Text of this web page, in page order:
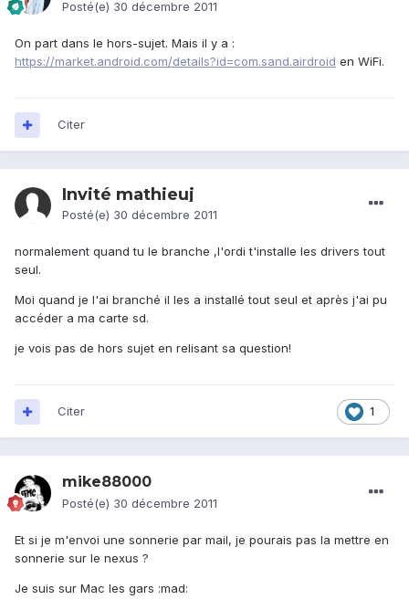
Posté(e) 30 décembre 2011
On part dans le hors-sujet. Mais il y a :
https://market.android.com/details?id=com.sand.airdroid en WiFi.
Citer
Invité mathieuj
Posté(e) 30 décembre 2011
normalement quand tu le branche ,l'ordi t'installe les drivers tout
seul.
Moi quand je l'ai branché il les a installé tout seul et après j'ai pu
accéder a ma carte sd.
je vois pas de hors sujet en relisant sa question!
1
Citer
mike88000
Posté(e) 30 décembre 2011
Et si je m'envoi une sonnerie par mail, je pourais pas la mettre en
sonnerie sur le nexus ?
Je suis sur Mac les gars :mad: